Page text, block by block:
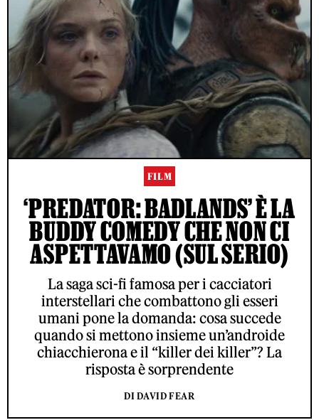
FILM
‘PREDATOR: BADLANDS’ È LA
BUDDY COMEDY CHE NON CI
ASPETTAVAMO (SUL SERIO)
La saga sci-fi famosa per i cacciatori
interstellari che combattono gli esseri
umani pone la domanda: cosa succede
quando si mettono insieme un’androide
chiacchierona e il “killer dei killer”? La
risposta è sorprendente
DI DAVID FEAR